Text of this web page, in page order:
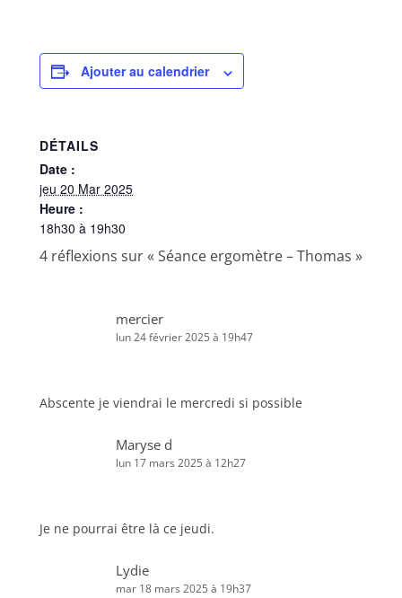
Ajouter au calendrier
DÉTAILS
Date :
jeu 20 Mar 2025
Heure :
18h30 à 19h30
4 réflexions sur « Séance ergomètre – Thomas »
mercier
lun 24 février 2025 à 19h47
Abscente je viendrai le mercredi si possible
Maryse d
lun 17 mars 2025 à 12h27
Je ne pourrai être là ce jeudi.
Lydie
mar 18 mars 2025 à 19h37